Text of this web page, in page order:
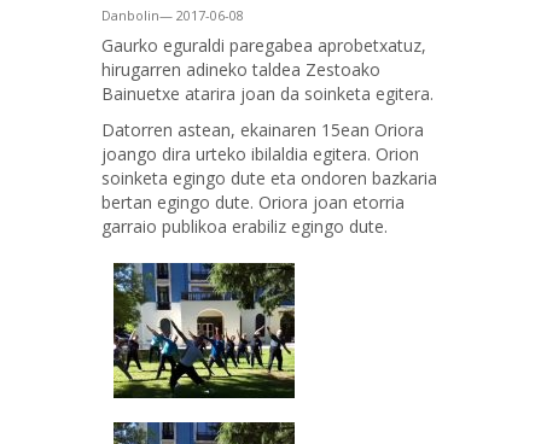
Danbolin— 2017-06-08
Gaurko eguraldi paregabea aprobetxatuz,
hirugarren adineko taldea Zestoako
Bainuetxe atarira joan da soinketa egitera.
Datorren astean, ekainaren 15ean Oriora
joango dira urteko ibilaldia egitera. Orion
soinketa egingo dute eta ondoren bazkaria
bertan egingo dute. Oriora joan etorria
garraio publikoa erabiliz egingo dute.